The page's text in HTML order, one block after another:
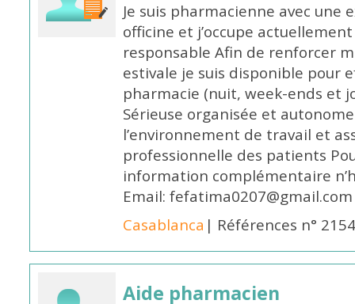
Je suis pharmacienne avec
officine et j’occupe
responsable Afin de renforcer
estivale je suis disponible pour
pharmacie (nuit, week-ends et
Sérieuse organisée et
l’environnement de travail et
professionnelle des patients
information complémentaire
Email: fefatima0207@gmail.com
Casablanca | Références n°
Aide pharmacien